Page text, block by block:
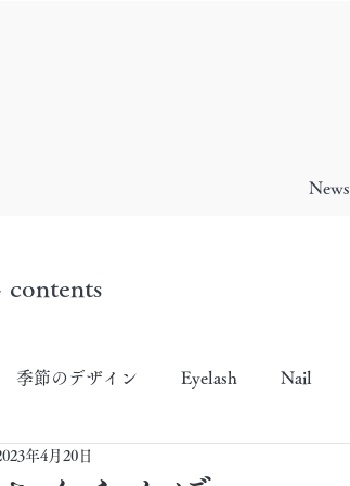
News
contents
季節のデザイン Eyelash Nail
年4月20日